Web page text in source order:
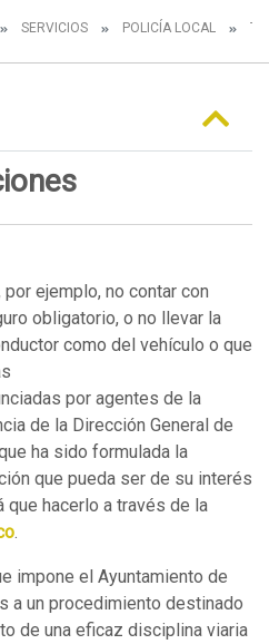
SERVICIOS POLICÍA LOCAL
ejemplo, no contar con
obligatorio, o no llevar la
como del vehículo o que
por agentes de la
de la Dirección General de
ha sido formulada la
que pueda ser de su interés
que hacerlo a través de la
impone el Ayuntamiento de
a un procedimiento destinado
de una eficaz disciplina viaria